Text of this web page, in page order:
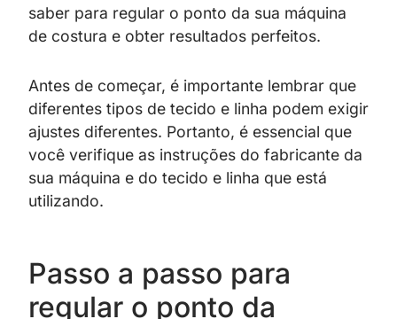
saber para regular o ponto da sua máquina
de costura e obter resultados perfeitos.
Antes de começar, é importante lembrar que
diferentes tipos de tecido e linha podem exigir
ajustes diferentes. Portanto, é essencial que
você verifique as instruções do fabricante da
sua máquina e do tecido e linha que está
utilizando.
Passo a passo para
regular o ponto da